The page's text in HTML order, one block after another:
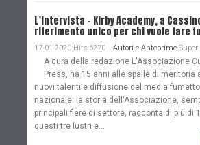
L'Intervista - Kirby Academy, a
riferimento unico per chi vuole fare
17-01-2020 Hits:6270 Autori e Anteprime Super
A cura della redazione L'Associazione
Press, ha 15 anni alle spalle di meritoria
nuovi talenti e diffusione del media
nazionale: la storia dell'Associazione,
principali fiere di settore, racconta di più di
questi tre lustri e...